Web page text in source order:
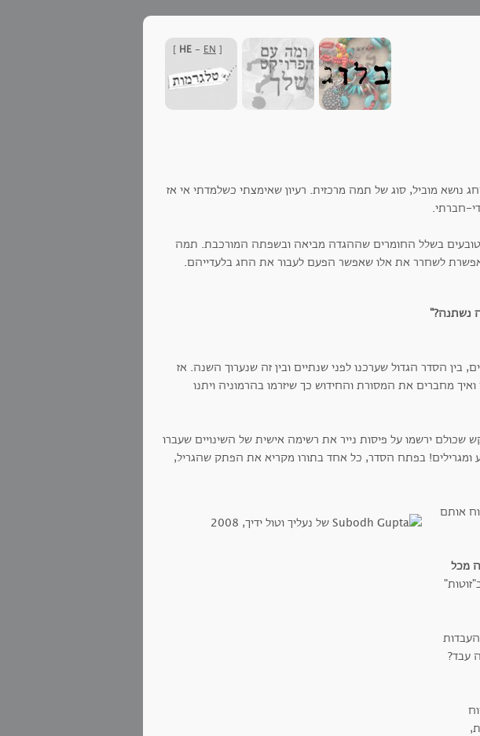
[
HE - EN
]
נושא מוביל, סוג של תמה מרכזית. רעיון שאימצתי כשלמדתי אי אז
חברתי.
בשלל החומרים שההגדה מביאה ובשפתה המורכבת. תמה
מאפשרת לשחרר את אלו שאפשר הפעם לעבור את החג בלעדייהם.
נשתנה?"
בין הסדר הגדול שערכנו לפני שנתיים ובין זה שנערוך השנה. אז
מחברים את המסורת והחידוש כך שיזרמו בהרמוניה ויתנו
ירשמו על פיסות נייר את רשימה אישית של השינויים שעברו
בפתח הסדר, כל אחד בתורו מקריא את הפתק שהגריל,
אותם
מכל
העבדות
עבד?